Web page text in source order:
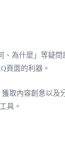
為什麼」等疑
頁面的利器。
取內容創意以及
具。